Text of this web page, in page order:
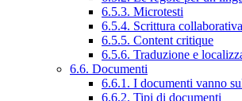
6.5.3. Microtesti
6.5.4. Scrittura collaborativa
6.5.5. Content critique
6.5.6. Traduzione e
6.6. Documenti
6.6.1. I documenti vanno
6.6.2. Tipi di documenti